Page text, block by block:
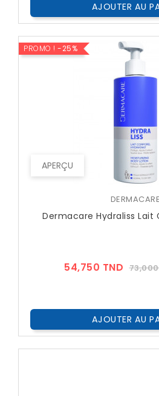
AJOUTER AU
APERÇU
PROMO ! -25%
DERMACARE
Dermacare Hydraliss Lait
54,750 TND Prix
AJOUTER AU